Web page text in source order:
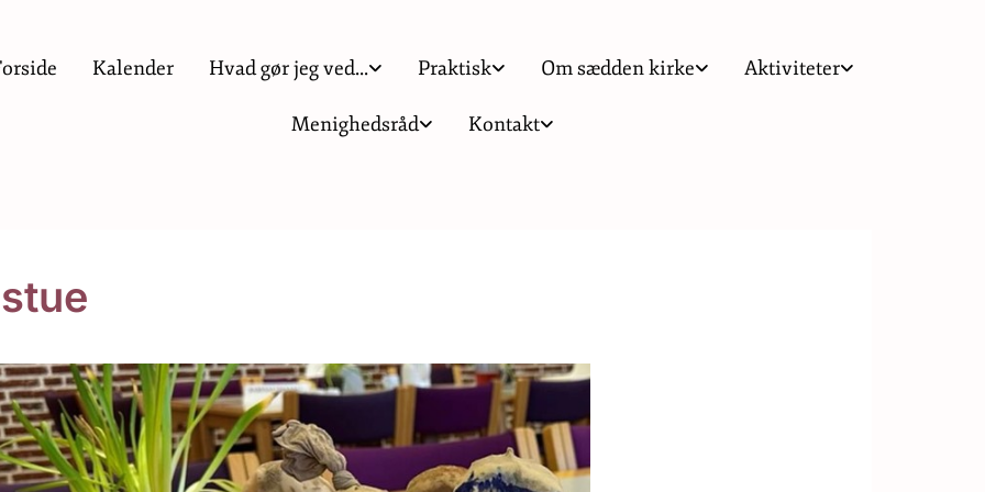
Kalender Hvad gør jeg ved... Praktisk Om sædden kirke Aktiviteter
Menighedsråd Kontakt